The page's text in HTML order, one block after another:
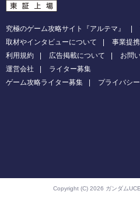
究極のゲーム攻略サイト『アルテマ』
取材やインタビューについて
事業提
利用規約
広告掲載について お問
運営会社
ライター募集
ゲーム攻略ライター募集
プライバシ
Copyright (C) 2026 ガンダム